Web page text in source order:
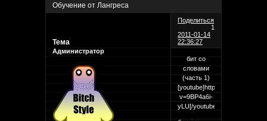
Обучение от Лангреса
Поделиться
1
2011-01-14
22:36:27
Тема
Администратор
бит со
словами
(часть 1)
[youtube]http://
v=9BP4a6i-
yLU[/youtube]